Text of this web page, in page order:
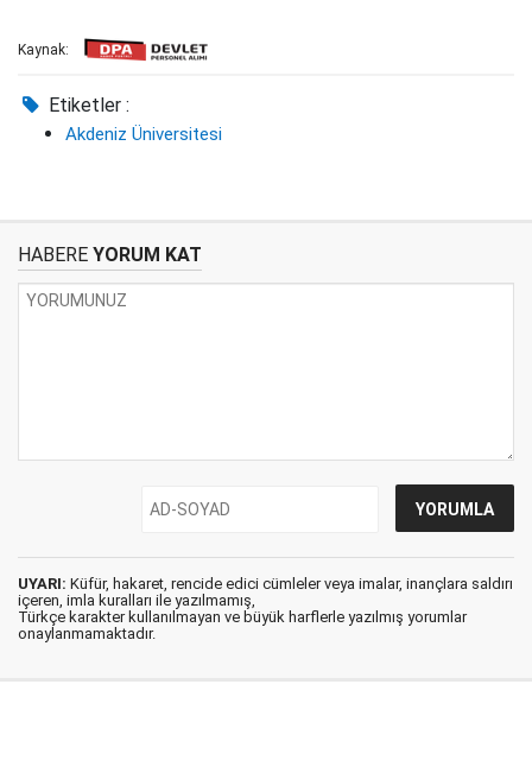
Kaynak:
Etiketler :
Akdeniz Üniversitesi
HABERE YORUM KAT
UYARI: Küfür, hakaret, rencide edici cümleler veya imalar, inançlara saldırı
içeren, imla kuralları ile yazılmamış,
Türkçe karakter kullanılmayan ve büyük harflerle yazılmış yorumlar
onaylanmamaktadır.